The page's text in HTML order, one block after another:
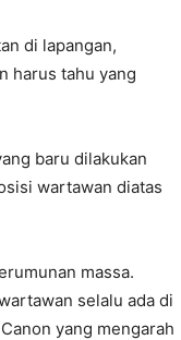
di lapangan,
harus tahu yang
baru dilakukan
wartawan diatas
massa.
selalu ada di
yang mengarah